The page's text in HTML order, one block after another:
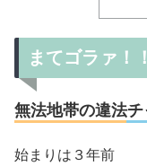
まてゴラァ！！
無法地帯の違法チ
始まりは３年前